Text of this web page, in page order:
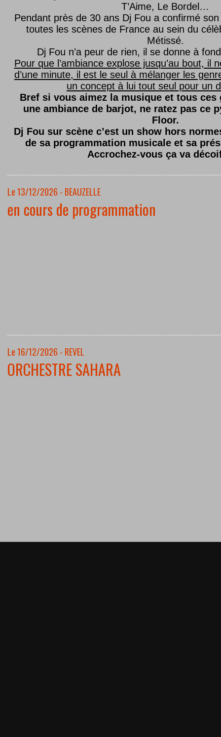
T’Aime, Le Bordel…
Pendant près de 30 ans Dj Fou a confirmé son
toutes les scènes de France au sein du
Métissé.
Dj Fou n’a peur de rien, il se donne à
Pour que l’ambiance explose jusqu’au bout, il
d’une minute, il est le seul à mélanger les
un concept à lui tout seul pour un
Bref si vous aimez la musique et tous ces
une ambiance de barjot, ne ratez pas ce
Floor.
Dj Fou sur scène c’est un show hors
de sa programmation musicale et sa
Accrochez-vous ça va
Le 13/12/2026 - BEAUZELLE
en cours de programmation
Le 16/12/2026 - REVEL
ORCHESTRE SAHARA